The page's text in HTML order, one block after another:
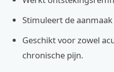
Stimuleert de
Geschikt voor zowel
chronische pijn.